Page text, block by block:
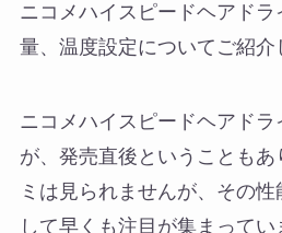
ニコメハイスピードヘアド
量、温度設定についてご紹介
ニコメハイスピードヘアド
が、発売直後ということもあ
ミは見られませんが、その
して早くも注目が集まってい